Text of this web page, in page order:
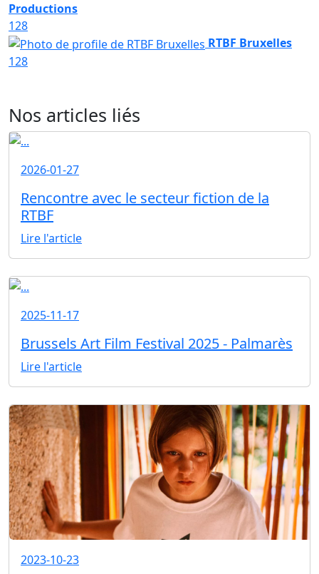
Productions
128
RTBF Bruxelles
128
Nos articles liés
2026-01-27
Rencontre avec le secteur fiction de la
RTBF
Lire l'article
2025-11-17
Brussels Art Film Festival 2025 - Palmarès
Lire l'article
2023-10-23